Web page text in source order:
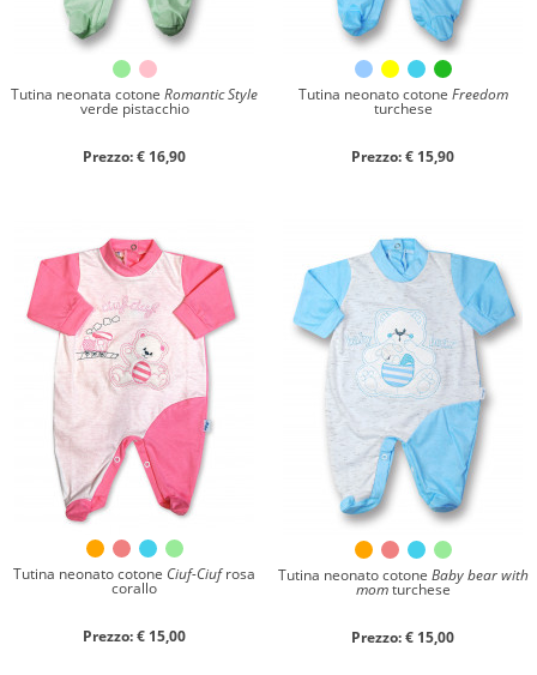
Tutina neonata cotone Romantic Style
verde pistacchio
Prezzo: € 16,90
Tutina neonato cotone Freedom
turchese
Prezzo: € 15,90
Tutina neonato cotone Ciuf-Ciufrosa
corallo
Prezzo: € 15,00
Tutina neonato cotone Baby bear with
momturchese
Prezzo: € 15,00
Autunno/Inverno Primavera/Estate
Azzera ricerca
Chiudi ricerca